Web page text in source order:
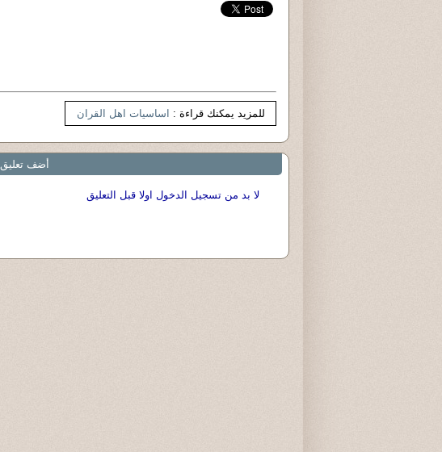
للمزيد يمكنك قراءة : اساسيات اهل القران
أضف تعليق
لا بد من تسجيل الدخول اولا قبل التعليق